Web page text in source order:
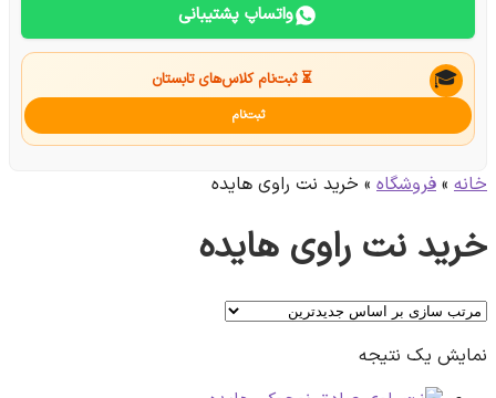
واتساپ پشتیبانی
🎓 ⏳ ثبت‌نام کلاس‌های تابستان
ثبت‌نام
خانه » فروشگاه » خرید نت راوی هایده
خرید نت راوی هایده
نمایش یک نتیجه